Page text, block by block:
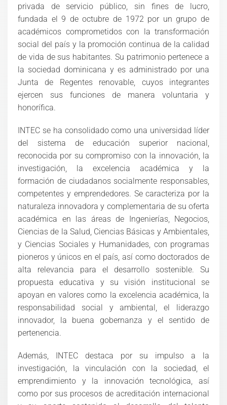
privada de servicio público, sin fines de lucro,
fundada el 9 de octubre de 1972 por un grupo de
académicos comprometidos con la transformación
social del país y la promoción continua de la calidad
de vida de sus habitantes. Su patrimonio pertenece a
la sociedad dominicana y es administrado por una
Junta de Regentes renovable, cuyos integrantes
ejercen sus funciones de manera voluntaria y
honorífica.
INTEC se ha consolidado como una universidad líder
del sistema de educación superior nacional,
reconocida por su compromiso con la innovación, la
investigación, la excelencia académica y la
formación de ciudadanos socialmente responsables,
competentes y emprendedores. Se caracteriza por la
naturaleza innovadora y complementaria de su oferta
académica en las áreas de Ingenierías, Negocios,
Ciencias de la Salud, Ciencias Básicas y Ambientales,
y Ciencias Sociales y Humanidades, con programas
pioneros y únicos en el país, así como doctorados de
alta relevancia para el desarrollo sostenible. Su
propuesta educativa y su visión institucional se
apoyan en valores como la excelencia académica, la
responsabilidad social y ambiental, el liderazgo
innovador, la buena gobernanza y el sentido de
pertenencia.
Además, INTEC destaca por su impulso a la
investigación, la vinculación con la sociedad, el
emprendimiento y la innovación tecnológica, así
como por sus procesos de acreditación internacional